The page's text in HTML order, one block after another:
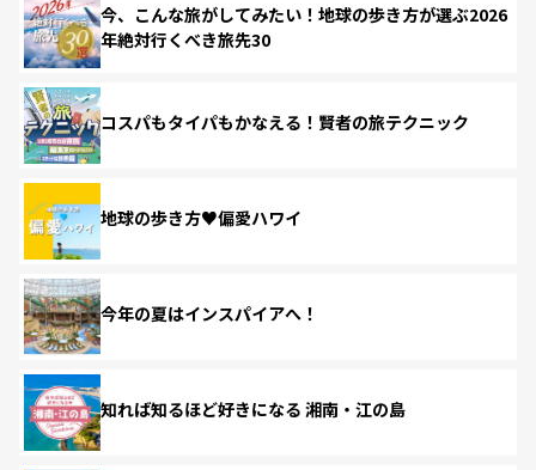
今、こんな旅がしてみたい！地球の歩き方が選ぶ2026
年絶対行くべき旅先30
コスパもタイパもかなえる！賢者の旅テクニック
地球の歩き方♥偏愛ハワイ
今年の夏はインスパイアへ！
知れば知るほど好きになる 湘南・江の島